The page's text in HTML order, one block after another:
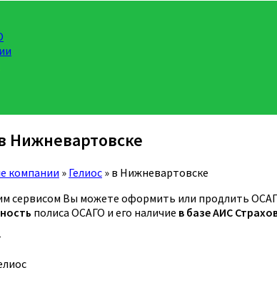
Нижневартовске
компании » Гелиос » в Нижневартовске
сервисом Вы можете оформить или продлить
полиса ОСАГО и его наличие в базе АИС